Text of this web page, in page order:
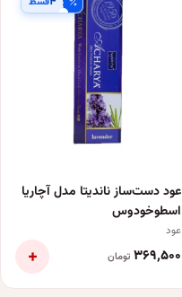
عود دست‌ساز ناندیتا مدل آچاریا
اسطوخودوس
عود
۳۶۹٬۵۰۰ تومان +